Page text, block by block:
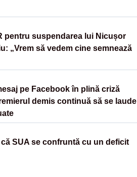
pentru suspendarea lui Nicușor
„Vrem să vedem cine semnează
pe Facebook în plină criză
demis continuă să se laude
SUA se confruntă cu un deficit